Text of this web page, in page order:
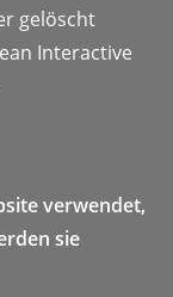
gelöscht
Interactive
verwendet,
sie